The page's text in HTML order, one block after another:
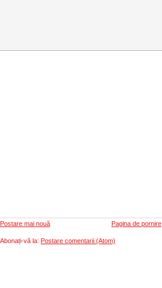
Postare mai nouă Pagina de pornire
Abonați-vă la: Postare comentarii (Atom)